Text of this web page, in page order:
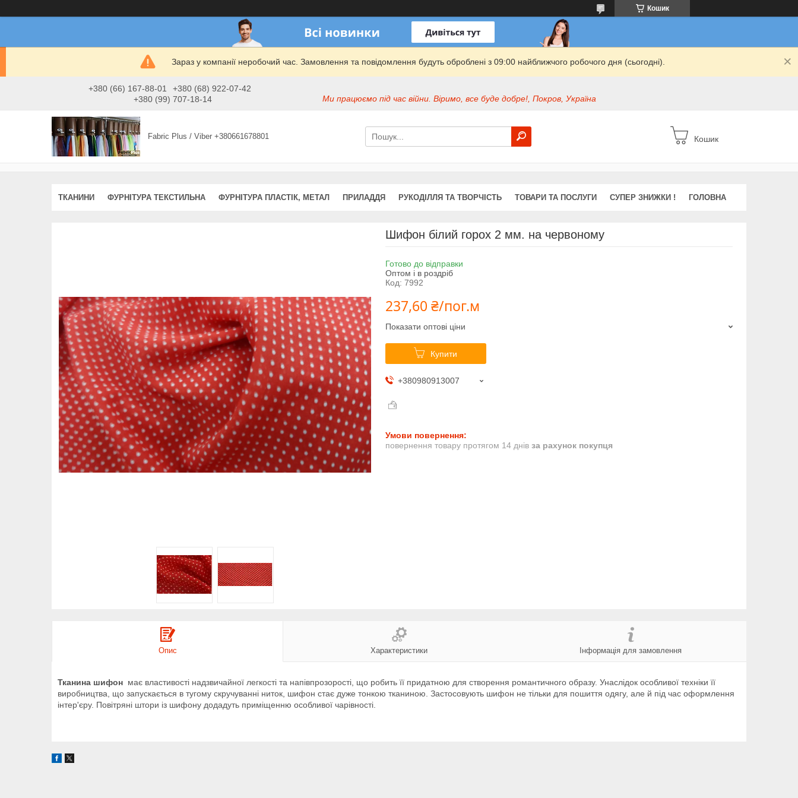
Кошик
Зараз у компанії неробочий час. Замовлення та повідомлення будуть оброблені з 09:00 найближчого робочого дня (сьогодні).
+380 (66) 167-88-01
+380 (68) 922-07-42
+380 (99) 707-18-14
Ми працюємо під час війни. Віримо, все буде добре!, Покров, Україна
Fabric Plus / Viber +380661678801 Кошик
ТКАНИНИ ФУРНІТУРА ТЕКСТИЛЬНА ФУРНІТУРА ПЛАСТІК, МЕТАЛ ПРИЛАДДЯ РУКОДІЛЛЯ ТА ТВОРЧІСТЬ ТОВАРИ ТА ПОСЛУГИ СУПЕР ЗНИЖКИ ! ГОЛОВНА
Шифон білий горох 2 мм. на червоному
Готово до відправки
Оптом і в роздріб
Код: 7992
237,60 ₴/пог.м
Показати оптові ціни
Купити
+380980913007
повернення товару протягом 14 днів за рахунок покупця
Опис Характеристики Інформація для замовлення
Тканина шифон має властивості надзвичайної легкості та напівпрозорості, що робить її придатною для створення романтичного образу. Унаслідок особливої техніки її
виробництва, що запускається в тугому скручуванні ниток, шифон стає дуже тонкою тканиною. Застосовують шифон не тільки для пошиття одягу, але й під час оформлення
інтер'єру. Повітряні штори із шифону додадуть приміщенню особливої чарівності.